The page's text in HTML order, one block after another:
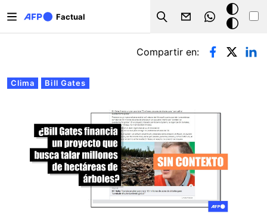
Factual
Search
Modo
oscuro
Solapas principales
Clima Bill Gates
Compartir en: